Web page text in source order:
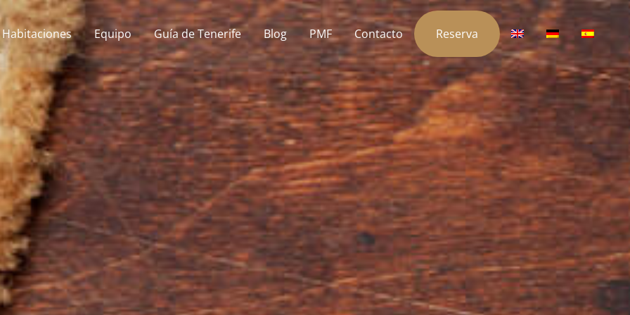
Habitaciones Equipo Guía de Tenerife Blog PMF Contacto Reserva